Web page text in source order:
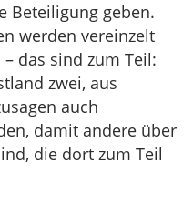
Beteiligung geben.
werden vereinzelt
das sind zum Teil:
zwei, aus
auch
damit andere über
die dort zum Teil